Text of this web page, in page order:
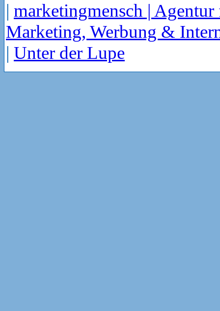
| marketingmensch | Agentur
Marketing, Werbung &
| Unter der Lupe